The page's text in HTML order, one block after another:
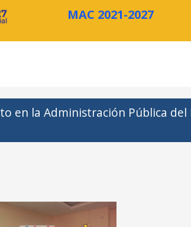
MAC 2021-2027
en la Administración Pública del